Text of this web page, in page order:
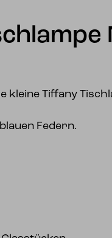
kleine Tiffany
Federn.